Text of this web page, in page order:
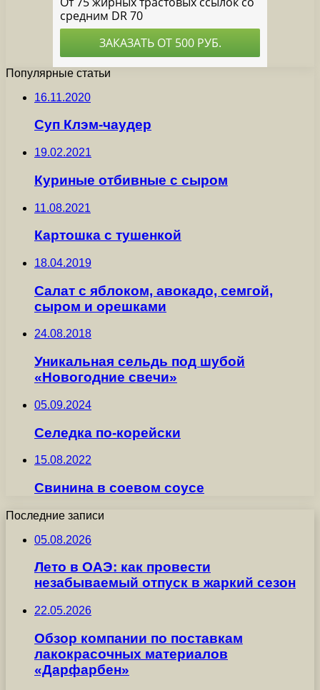
Популярные статьи
16.11.2020
Суп Клэм-чаудер
19.02.2021
Куриные отбивные с сыром
11.08.2021
Картошка с тушенкой
18.04.2019
Салат с яблоком, авокадо, семгой,
сыром и орешками
24.08.2018
Уникальная сельдь под шубой
«Новогодние свечи»
05.09.2024
Селедка по-корейски
15.08.2022
Свинина в соевом соусе
Последние записи
05.08.2026
Лето в ОАЭ: как провести
незабываемый отпуск в жаркий сезон
22.05.2026
Обзор компании по поставкам
лакокрасочных материалов
«Дарфарбен»